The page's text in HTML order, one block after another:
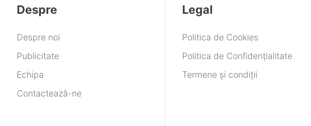
Despre
Despre noi
Publicitate
Echipa
Contactează-ne
Legal
Politica de Cookies
Politica de Confidențialitate
Termene și condiții